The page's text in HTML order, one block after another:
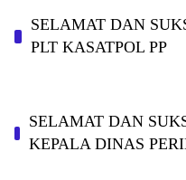
SELAMAT DAN
PLT KASATPOL PP
SELAMAT DAN
KEPALA DINAS